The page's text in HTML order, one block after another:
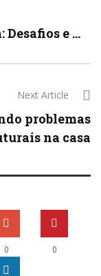
e ...
Next Article
problemas
na casa
0 0